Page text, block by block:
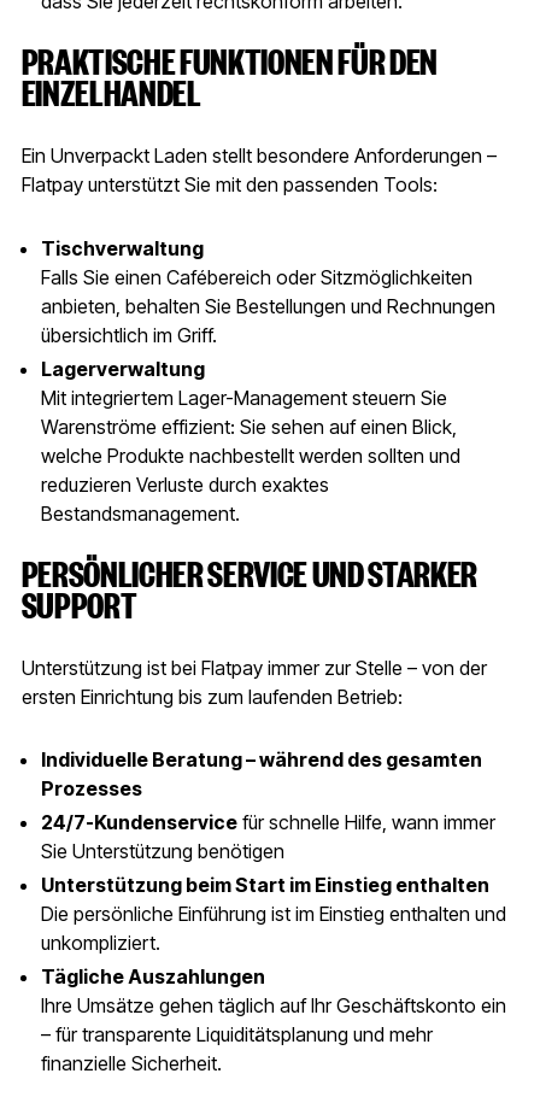
PRAKTISCHE FUNKTIONEN FÜR DEN
EINZELHANDEL
Ein Unverpackt Laden stellt besondere Anforderungen –
Flatpay unterstützt Sie mit den passenden Tools:
Tischverwaltung
Falls Sie einen Cafébereich oder Sitzmöglichkeiten
anbieten, behalten Sie Bestellungen und Rechnungen
übersichtlich im Griff.
Lagerverwaltung
Mit integriertem Lager-Management steuern Sie
Warenströme effizient: Sie sehen auf einen Blick,
welche Produkte nachbestellt werden sollten und
reduzieren Verluste durch exaktes
Bestandsmanagement.
PERSÖNLICHER SERVICE UND STARKER
SUPPORT
Unterstützung ist bei Flatpay immer zur Stelle – von der
ersten Einrichtung bis zum laufenden Betrieb:
Individuelle Beratung – während des gesamten
Prozesses
24/7-Kundenservicefür schnelle Hilfe, wann immer
Sie Unterstützung benötigen
Unterstützung beim Start im Einstieg enthalten
Die persönliche Einführung ist im Einstieg enthalten und
unkompliziert.
Tägliche Auszahlungen
Ihre Umsätze gehen täglich auf Ihr Geschäftskonto ein
– für transparente Liquiditätsplanung und mehr
finanzielle Sicherheit.